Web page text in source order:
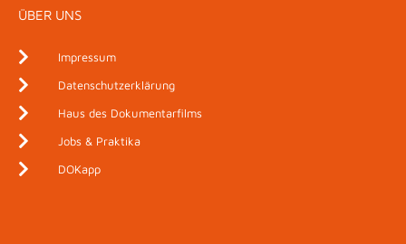
ÜBER UNS
Impressum
Datenschutzerklärung
Haus des Dokumentarfilms
Jobs & Praktika
DOKapp